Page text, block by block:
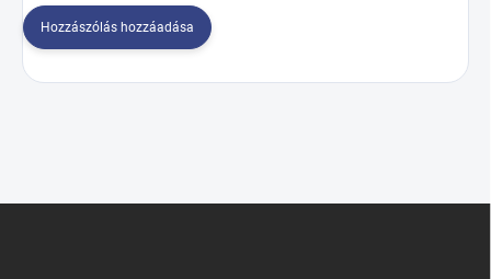
Hozzászólás hozzáadása